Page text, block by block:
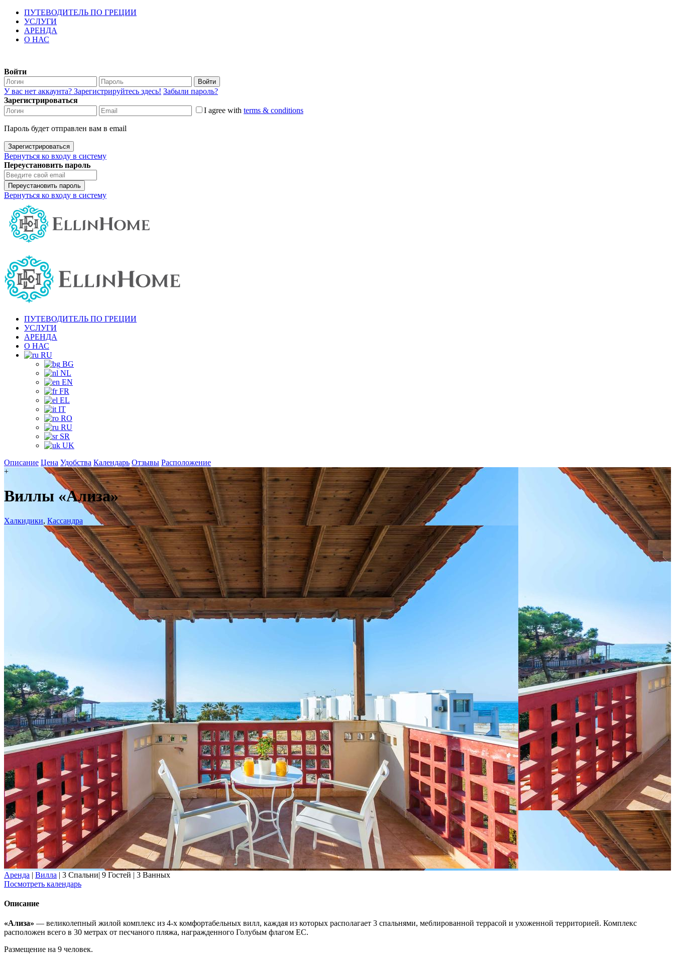
ПУТЕВОДИТЕЛЬ ПО ГРЕЦИИ
УСЛУГИ
АРЕНДА
О НАС
Войти
Войти
У вас нет аккаунта? Зарегистрируйтесь здесь! Забыли пароль?
Зарегистрироваться
I agree with terms & conditions
Пароль будет отправлен вам в email
Зарегистрироваться
Вернуться ко входу в систему
Переустановить пароль
Переустановить пароль
Вернуться ко входу в систему
ПУТЕВОДИТЕЛЬ ПО ГРЕЦИИ
УСЛУГИ
АРЕНДА
О НАС
RU
BG
NL
EN
FR
EL
IT
RO
RU
SR
UK
Описание Цена Удобства Календарь Отзывы Расположение
+
Виллы «Ализа»
Халкидики, Кассандра
Аренда | Вилла | 3 Спальни| 9 Гостей | 3 Ванных
Посмотреть календарь
Описание
«Ализа» — великолепный жилой комплекс из 4-х комфортабельных вилл, каждая из которых располагает 3 спальнями, меблированной террасой и ухоженной территорией. Комплекс
расположен всего в 30 метрах от песчаного пляжа, награжденного Голубым флагом ЕС.
Размещение на 9 человек.